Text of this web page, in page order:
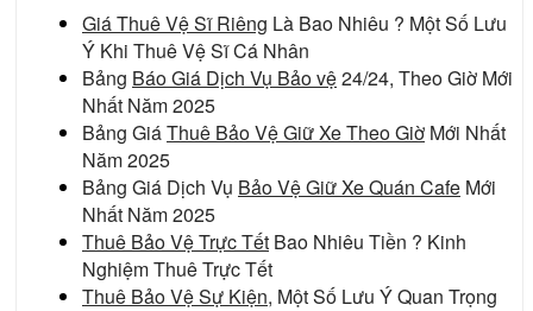
Giá Thuê Vệ Sĩ Riêng Là Bao Nhiêu ? Một Số Lưu
Ý Khi Thuê Vệ Sĩ Cá Nhân
Bảng Báo Giá Dịch Vụ Bảo vệ24/24, Theo Giờ Mới
Nhất Năm 2025
Bảng GiáThuê Bảo Vệ Giữ Xe Theo Giờ Mới Nhất
Năm 2025
Bảng Giá Dịch Vụ Bảo Vệ Giữ Xe Quán Cafe Mới
Nhất Năm 2025
Thuê Bảo Vệ Trực Tết Bao Nhiêu Tiền ? Kinh
Nghiệm Thuê Trực Tết
Thuê Bảo Vệ Sự Kiện, Một Số Lưu Ý Quan Trọng